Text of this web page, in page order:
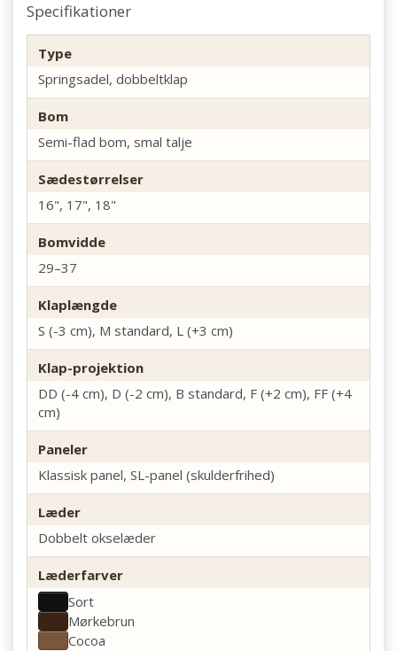
Specifikationer
Type
Springsadel, dobbeltklap
Bom
Semi-flad bom, smal talje
Sædestørrelser
16", 17", 18"
Bomvidde
29–37
Klaplængde
S (-3 cm), M standard, L (+3 cm)
Klap-projektion
DD (-4 cm), D (-2 cm), B standard, F (+2 cm), FF (+4
cm)
Paneler
Klassisk panel, SL-panel (skulderfrihed)
Læder
Dobbelt okselæder
Læderfarver
Sort
Mørkebrun
Cocoa